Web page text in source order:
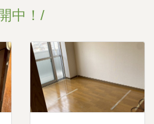
開中！/